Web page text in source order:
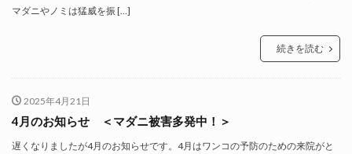
マダニやノミは猛威を振 […]
続きを読む
2025年4月21日
4月のお知らせ ＜マダニ被害多発中！＞
遅くなりましたが4月のお知らせです。4月はワンコの予防のための来院がと